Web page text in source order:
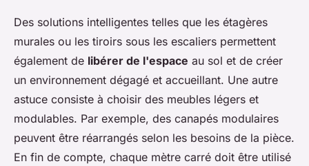
Des solutions intelligentes telles que les étagères
murales ou les tiroirs sous les escaliers permettent
également de libérer de l'espace au sol et de créer
un environnement dégagé et accueillant. Une autre
astuce consiste à choisir des meubles légers et
modulables. Par exemple, des canapés modulaires
peuvent être réarrangés selon les besoins de la pièce.
En fin de compte, chaque mètre carré doit être utilisé